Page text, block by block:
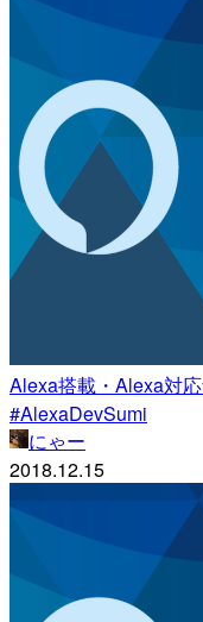
Alexa搭載・Alexa対
#AlexaDevSumi
にゃー
2018.12.15